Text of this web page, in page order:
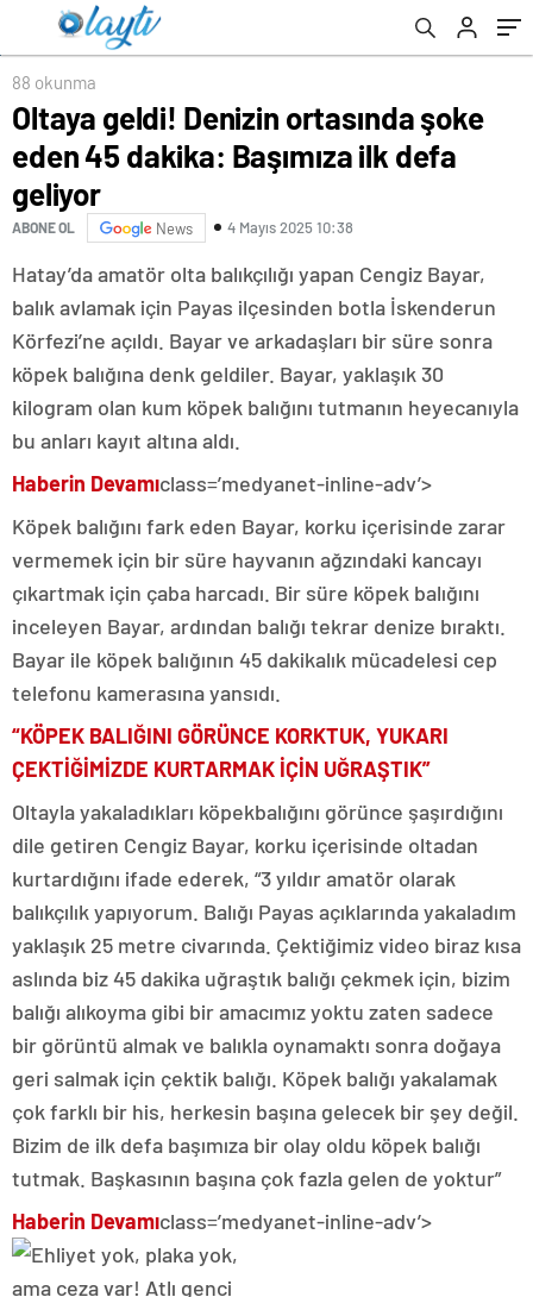
88 okunma
Oltaya geldi! Denizin ortasında şoke
eden 45 dakika: Başımıza ilk defa
geliyor
ABONE OL News 4 Mayıs 2025 10:38
Hatay’da amatör olta balıkçılığı yapan Cengiz Bayar,
balık avlamak için Payas ilçesinden botla İskenderun
Körfezi’ne açıldı. Bayar ve arkadaşları bir süre sonra
köpek balığına denk geldiler. Bayar, yaklaşık 30
kilogram olan kum köpek balığını tutmanın heyecanıyla
bu anları kayıt altına aldı.
Haberin Devamıclass=’medyanet-inline-adv’>
Köpek balığını fark eden Bayar, korku içerisinde zarar
vermemek için bir süre hayvanın ağzındaki kancayı
çıkartmak için çaba harcadı. Bir süre köpek balığını
inceleyen Bayar, ardından balığı tekrar denize bıraktı.
Bayar ile köpek balığının 45 dakikalık mücadelesi cep
telefonu kamerasına yansıdı.
“KÖPEK BALIĞINI GÖRÜNCE KORKTUK, YUKARI
ÇEKTİĞİMİZDE KURTARMAK İÇİN UĞRAŞTIK”
Oltayla yakaladıkları köpekbalığını görünce şaşırdığını
dile getiren Cengiz Bayar, korku içerisinde oltadan
kurtardığını ifade ederek, “3 yıldır amatör olarak
balıkçılık yapıyorum. Balığı Payas açıklarında yakaladım
yaklaşık 25 metre civarında. Çektiğimiz video biraz kısa
aslında biz 45 dakika uğraştık balığı çekmek için, bizim
balığı alıkoyma gibi bir amacımız yoktu zaten sadece
bir görüntü almak ve balıkla oynamaktı sonra doğaya
geri salmak için çektik balığı. Köpek balığı yakalamak
çok farklı bir his, herkesin başına gelecek bir şey değil.
Bizim de ilk defa başımıza bir olay oldu köpek balığı
tutmak. Başkasının başına çok fazla gelen de yoktur”
Haberin Devamıclass=’medyanet-inline-adv’>